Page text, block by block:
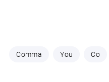
Comma You Co